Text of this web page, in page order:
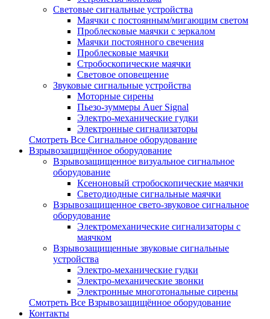
Световые сигнальные устройства
Маячки с постоянным/мигающим светом
Проблесковые маячки с зеркалом
Маячки постоянного свечения
Проблесковые маячки
Стробоскопические маячки
Световое оповещение
Звуковые сигнальные устройства
Моторные сирены
Пьезо-зуммеры Auer Signal
Электро-механические гудки
Электронные сигнализаторы
Смотреть Все Сигнальное оборудование
Взрывозащищённое оборудование
Взрывозащищенное визуальное сигнальное
оборудование
Ксеноновый стробоскопические маячки
Светодиодные сигнальные маячки
Взрывозащищенное свето-звуковое сигнальное
оборудование
Электромеханические сигнализаторы с
маячком
Взрывозащищенные звуковые сигнальные
устройства
Электро-механические гудки
Электро-механические звонки
Электронные многотональные сирены
Смотреть Все Взрывозащищённое оборудование
Контакты